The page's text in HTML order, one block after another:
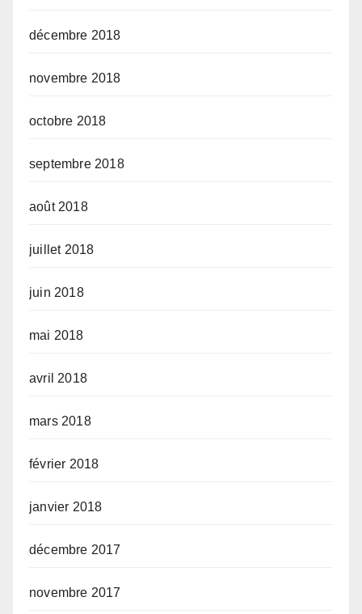
décembre 2018
novembre 2018
octobre 2018
septembre 2018
août 2018
juillet 2018
juin 2018
mai 2018
avril 2018
mars 2018
février 2018
janvier 2018
décembre 2017
novembre 2017